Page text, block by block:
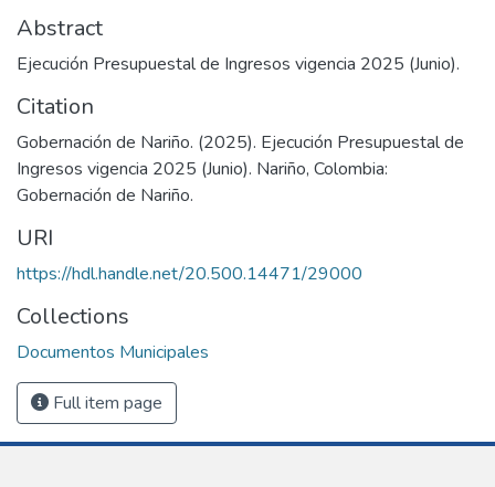
Abstract
Ejecución Presupuestal de Ingresos vigencia 2025 (Junio).
Citation
Gobernación de Nariño. (2025). Ejecución Presupuestal de
Ingresos vigencia 2025 (Junio). Nariño, Colombia:
Gobernación de Nariño.
URI
https://hdl.handle.net/20.500.14471/29000
Collections
Documentos Municipales
Full item page